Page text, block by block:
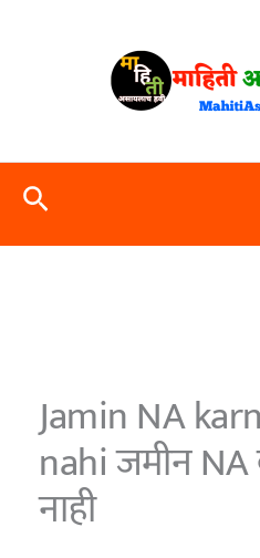
Search
Jamin NA
nahi जमीन
नाही